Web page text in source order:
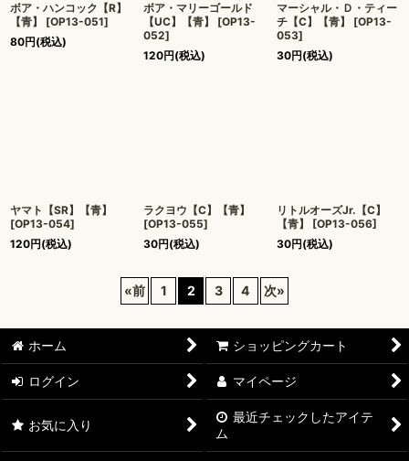
ボア・ハンコック【R】
【青】
[OP13-051]
80円(税込)
ボア・マリーゴールド
【UC】【青】
[OP13-
052]
120円(税込)
マーシャル・Ｄ・ティー
チ【C】【青】
[OP13-
053]
30円(税込)
ヤマト【SR】【青】
[OP13-054]
120円(税込)
ラクヨウ【C】【青】
[OP13-055]
30円(税込)
リトルオーズJr.【C】
【青】
[OP13-056]
30円(税込)
«前 1 2 3 4 次»
ホーム ショッピングカート
ログイン マイページ
お気に入り
最近チェックしたアイテ
ム